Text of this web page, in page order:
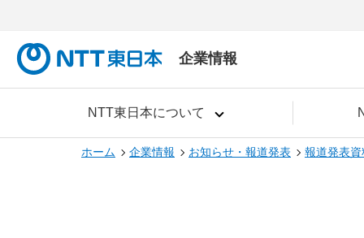
企業情報
NTT東日本について
ホーム 企業情報 お知らせ・報道発表 報道発表資